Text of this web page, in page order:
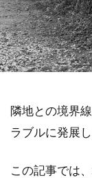
隣地との境界
ラブルに発展
この記事では